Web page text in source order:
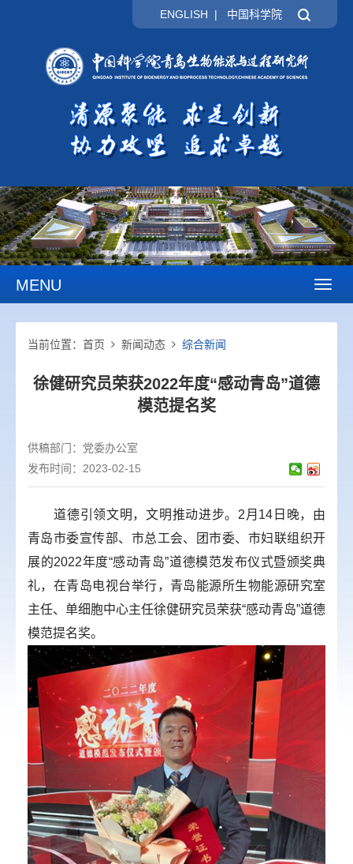
ENGLISH | 中国科学院
MENU
当前位置： 首页 新闻动态 综合新闻
徐健研究员荣获2022年度“感动青岛”道德
模范提名奖
供稿部门： 党委办公室
发布时间：2023-02-15
道德引领文明，文明推动进步。2月14日晚，由
青岛市委宣传部、市总工会、团市委、市妇联组织开
展的2022年度“感动青岛”道德模范发布仪式暨颁奖典
礼，在青岛电视台举行，青岛能源所生物能源研究室
主任、单细胞中心主任徐健研究员荣获“感动青岛”道德
模范提名奖。